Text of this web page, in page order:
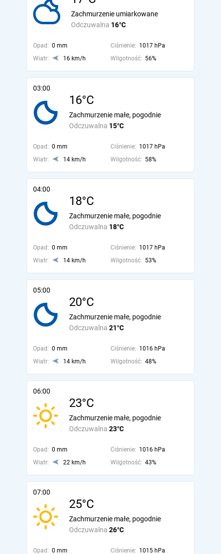
Odczuwalna 16°C
Zachmurzenie umiarkowane
Opad: 0 mm Ciśnienie: 1017 hPa
Wiatr:
16 km/h Wilgotność: 56%
03:00
16°C
Odczuwalna 15°C
Zachmurzenie małe, pogodnie
Opad: 0 mm Ciśnienie: 1017 hPa
Wiatr:
14 km/h Wilgotność: 58%
04:00
18°C
Odczuwalna 18°C
Zachmurzenie małe, pogodnie
Opad: 0 mm Ciśnienie: 1017 hPa
Wiatr:
14 km/h Wilgotność: 53%
05:00
20°C
Odczuwalna 21°C
Zachmurzenie małe, pogodnie
Opad: 0 mm Ciśnienie: 1016 hPa
Wiatr:
14 km/h Wilgotność: 48%
06:00
23°C
Odczuwalna 23°C
Zachmurzenie małe, pogodnie
Opad: 0 mm Ciśnienie: 1016 hPa
Wiatr:
22 km/h Wilgotność: 43%
07:00
25°C
Odczuwalna 26°C
Zachmurzenie małe, pogodnie
Opad: 0 mm Ciśnienie: 1015 hPa